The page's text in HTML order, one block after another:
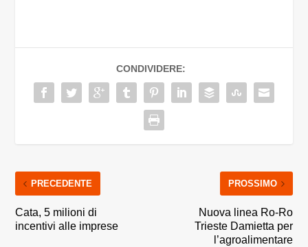
CONDIVIDERE:
PRECEDENTE
Cata, 5 milioni di
incentivi alle imprese
PROSSIMO
Nuova linea Ro-Ro
Trieste Damietta per
l’agroalimentare